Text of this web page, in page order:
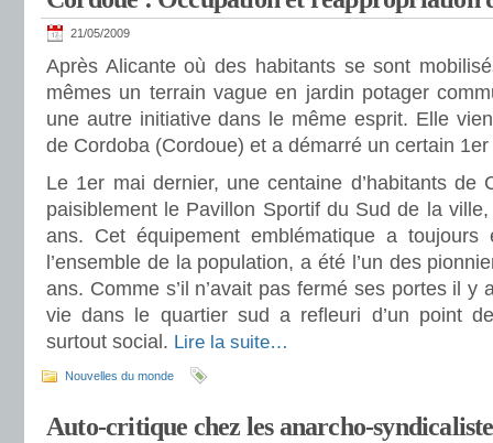
21/05/2009
Après Alicante où des habitants se sont
mêmes un terrain vague en jardin potager
une autre initiative dans le même esprit. Elle
de Cordoba (Cordoue) et a démarré un certain
Le 1er mai dernier, une centaine d’habitants de
paisiblement le Pavillon Sportif du Sud de la
ans. Cet équipement emblématique a toujours
l’ensemble de la population, a été l’un des
ans. Comme s’il n’avait pas fermé ses portes il y
vie dans le quartier sud a refleuri d’un point
surtout social. Lire la suite…
Nouvelles du monde
Auto-critique chez les anarcho-